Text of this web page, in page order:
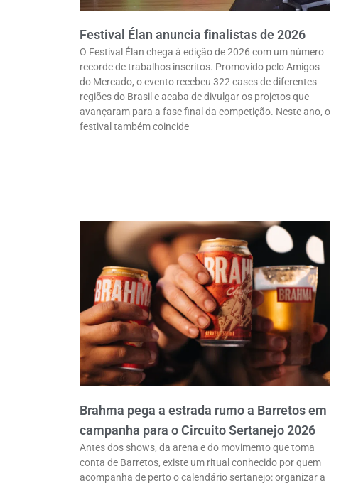
Festival Élan anuncia finalistas de 2026
O Festival Élan chega à edição de 2026 com um número
recorde de trabalhos inscritos. Promovido pelo Amigos
do Mercado, o evento recebeu 322 cases de diferentes
regiões do Brasil e acaba de divulgar os projetos que
avançaram para a fase final da competição. Neste ano, o
festival também coincide
Brahma pega a estrada rumo a Barretos em
campanha para o Circuito Sertanejo 2026
Antes dos shows, da arena e do movimento que toma
conta de Barretos, existe um ritual conhecido por quem
acompanha de perto o calendário sertanejo: organizar a